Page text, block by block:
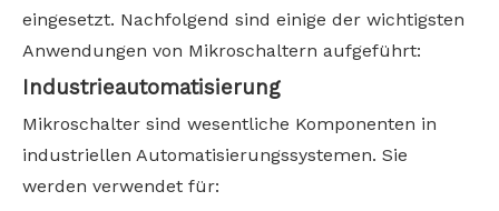
eingesetzt. Nachfolgend sind einige der wichtigsten
Anwendungen von Mikroschaltern aufgeführt:
Industrieautomatisierung
Mikroschalter sind wesentliche Komponenten in
industriellen Automatisierungssystemen. Sie
werden verwendet für: